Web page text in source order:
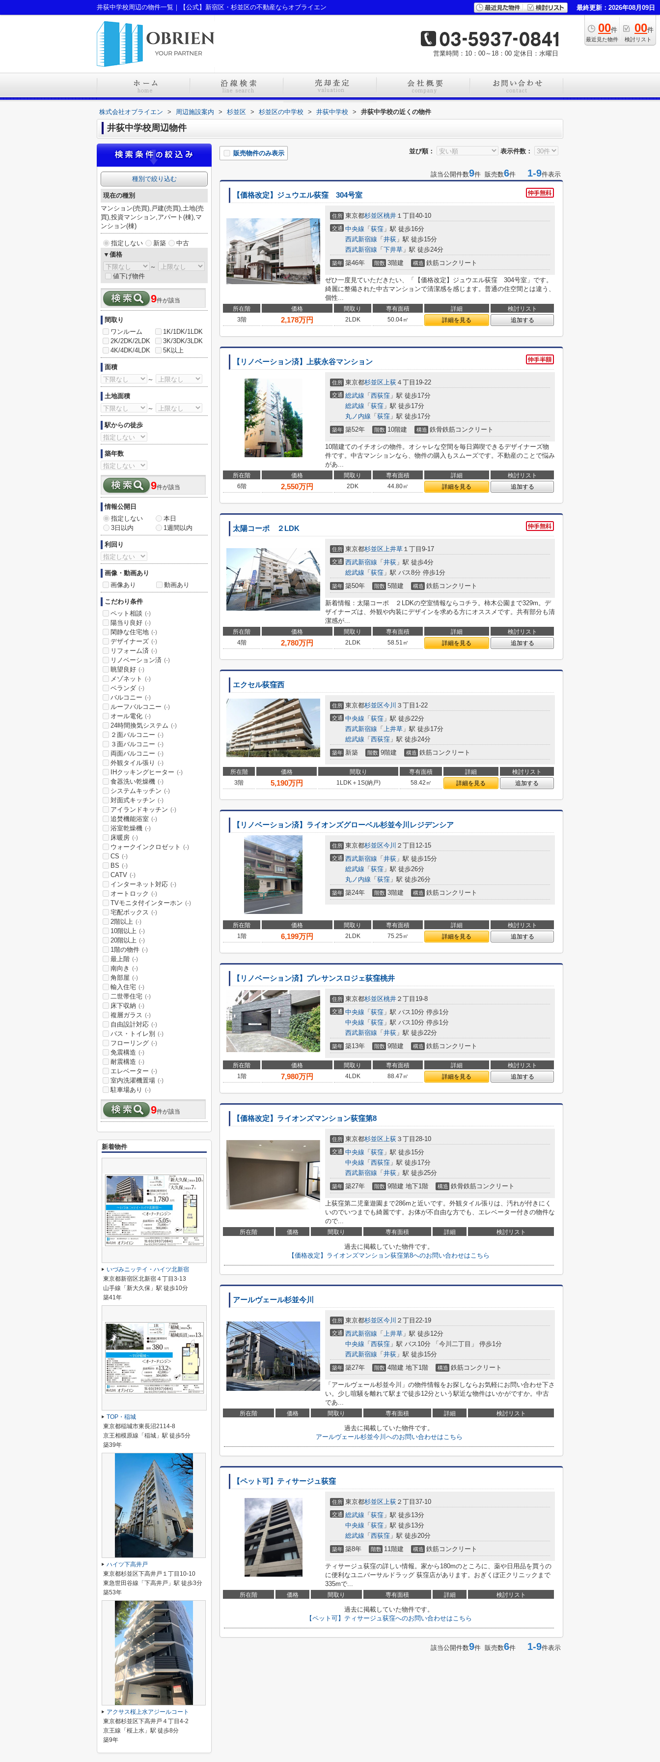
井荻中学校周辺の物件一覧｜【公式】新宿区・杉並区の不動産ならオブライエン 最終更新：2026年08月09日
00件
最近見た物件
00件
検討リスト
営業時間：10：00～18：00 定休日：水曜日
株式会社オブライエン > 周辺施設案内 > 杉並区 > 杉並区の中学校 > 井荻中学校 > 井荻中学校の近くの物件
井荻中学校周辺物件
並び順： 表示件数：
販売物件のみ表示
該当公開件数9件 販売数6件 1-9件表示
【価格改定】ジュウエル荻窪 304号室
住所 東京都杉並区桃井 １丁目40-10
交通 中央線 「 荻窪 」駅 徒歩16分
西武新宿線 「 井荻 」駅 徒歩15分
西武新宿線 「 下井草 」駅 徒歩24分
築年 築46年 階数 3階建 構造 鉄筋コンクリート
ぜひ一度見ていただきたい、「【価格改定】ジュウエル荻窪 304号室」です。
綺麗に整備された中古マンションで清潔感を感じます。普通の住空間とは違う、
個性...
所在階 価格 間取り 専有面積 詳細
検討リスト
3階
2,178万円 2LDK 50.04㎡ 詳細を見る 追加する
【リノベーション済】上荻永谷マンション
住所 東京都杉並区上荻 ４丁目19-22
交通 総武線 「 西荻窪 」駅 徒歩17分
総武線 「 荻窪 」駅 徒歩17分
丸ノ内線 「 荻窪 」駅 徒歩17分
築年 築52年 階数 10階建 構造 鉄骨鉄筋コンクリート
10階建てのイチオシの物件。オシャレな空間を毎日満喫できるデザイナーズ物
件です。中古マンションなら、物件の購入もスムーズです。不動産のことで悩み
があ...
所在階 価格 間取り 専有面積 詳細
検討リスト
6階
2,550万円 2DK 44.80㎡ 詳細を見る 追加する
太陽コーポ ２LDK
住所 東京都杉並区上井草 １丁目9-17
交通 西武新宿線 「 井荻 」駅 徒歩4分
総武線 「 荻窪 」駅 バス8分 停歩1分
築年 築50年 階数 5階建 構造 鉄筋コンクリート
新着情報：太陽コーポ ２LDKの空室情報ならコチラ。柿木公園まで329m。デ
ザイナーズは、外観や内装にデザインを求める方にオススメです。共有部分も清
潔感が...
所在階 価格 間取り 専有面積 詳細
検討リスト
4階
2,780万円 2LDK 58.51㎡ 詳細を見る 追加する
エクセル荻窪西
住所 東京都杉並区今川 ３丁目1-22
交通 中央線 「 荻窪 」駅 徒歩22分
西武新宿線 「 上井草 」駅 徒歩17分
総武線 「 西荻窪 」駅 徒歩24分
築年 新築 階数 9階建 構造 鉄筋コンクリート
所在階 価格 間取り 専有面積 詳細
検討リスト
3階
5,190万円 1LDK＋1S(納戸) 58.42㎡ 詳細を見る 追加する
【リノベーション済】ライオンズグローベル杉並今川レジデンシア
住所 東京都杉並区今川 ２丁目12-15
交通 西武新宿線 「 井荻 」駅 徒歩15分
総武線 「 荻窪 」駅 徒歩26分
丸ノ内線 「 荻窪 」駅 徒歩26分
築年 築24年 階数 3階建 構造 鉄筋コンクリート
所在階 価格 間取り 専有面積 詳細
検討リスト
1階
6,199万円 2LDK 75.25㎡ 詳細を見る 追加する
【リノベーション済】プレサンスロジェ荻窪桃井
住所 東京都杉並区桃井 ２丁目19-8
交通 中央線 「 荻窪 」駅 バス10分 停歩1分
中央線 「 荻窪 」駅 バス10分 停歩1分
西武新宿線 「 井荻 」駅 徒歩22分
築年 築13年 階数 9階建 構造 鉄筋コンクリート
所在階 価格 間取り 専有面積 詳細
検討リスト
1階
7,980万円 4LDK 88.47㎡ 詳細を見る 追加する
【価格改定】ライオンズマンション荻窪第8
住所 東京都杉並区上荻 ３丁目28-10
交通 中央線 「 荻窪 」駅 徒歩15分
中央線 「 西荻窪 」駅 徒歩17分
西武新宿線 「 井荻 」駅 徒歩25分
築年 築27年 階数 9階建 地下1階 構造 鉄骨鉄筋コンクリート
上荻窪第二児童遊園まで286mと近いです。外観タイル張りは、汚れが付きにく
いのでいつまでも綺麗です。お体が不自由な方でも、エレベーター付きの物件な
ので...
所在階 価格 間取り 専有面積 詳細 検討リスト
過去に掲載していた物件です。
【価格改定】ライオンズマンション荻窪第8へのお問い合わせはこちら
アールヴェール杉並今川
住所 東京都杉並区今川 ２丁目22-19
交通 西武新宿線 「 上井草 」駅 徒歩12分
中央線 「 西荻窪 」駅 バス10分 「今川二丁目」 停歩1分
西武新宿線 「 井荻 」駅 徒歩15分
築年 築27年 階数 4階建 地下1階 構造 鉄筋コンクリート
「アールヴェール杉並今川」の物件情報をお探しならお気軽にお問い合わせ下さ
い。少し喧騒を離れて駅まで徒歩12分という駅近な物件はいかがですか。中古
であ...
所在階 価格 間取り 専有面積 詳細 検討リスト
過去に掲載していた物件です。
アールヴェール杉並今川へのお問い合わせはこちら
【ペット可】ティサージュ荻窪
住所 東京都杉並区上荻 ２丁目37-10
交通 総武線 「 荻窪 」駅 徒歩13分
中央線 「 荻窪 」駅 徒歩13分
総武線 「 西荻窪 」駅 徒歩20分
築年 築8年 階数 11階建 構造 鉄筋コンクリート
ティサージュ荻窪の詳しい情報。家から180mのところに、薬や日用品を買うの
に便利なユニバーサルドラッグ 荻窪店があります。おぎくぼ正クリニックまで
335mで...
所在階 価格 間取り 専有面積 詳細 検討リスト
過去に掲載していた物件です。
【ペット可】ティサージュ荻窪へのお問い合わせはこちら
該当公開件数9件 販売数6件 1-9件表示
種別で絞り込む
現在の種別
マンション(売買),戸建(売買),土地(売
買),投資マンション,アパート(棟),マ
ンション(棟)
指定しない 新築
中古
▼価格
～
値下げ物件
9件が該当
間取り
ワンルーム
1K/1DK/1LDK
2K/2DK/2LDK
3K/3DK/3LDK
4K/4DK/4LDK
5K以上
面積
～
土地面積
～
駅からの徒歩
築年数
9件が該当
情報公開日
指定しない
本日
3日以内
1週間以内
利回り
画像・動画あり
画像あり
動画あり
こだわり条件
ペット相談 (-)
陽当り良好 (-)
閑静な住宅地 (-)
デザイナーズ (-)
リフォーム済 (-)
リノベーション済 (-)
眺望良好 (-)
メゾネット (-)
ベランダ (-)
バルコニー (-)
ルーフバルコニー (-)
オール電化 (-)
24時間換気システム (-)
２面バルコニー (-)
３面バルコニー (-)
両面バルコニー (-)
外観タイル張り (-)
IHクッキングヒーター (-)
食器洗い乾燥機 (-)
システムキッチン (-)
対面式キッチン (-)
アイランドキッチン (-)
追焚機能浴室 (-)
浴室乾燥機 (-)
床暖房 (-)
ウォークインクロゼット (-)
CS (-)
BS (-)
CATV (-)
インターネット対応 (-)
オートロック (-)
TVモニタ付インターホン (-)
宅配ボックス (-)
2階以上 (-)
10階以上 (-)
20階以上 (-)
1階の物件 (-)
最上階 (-)
南向き (-)
角部屋 (-)
輸入住宅 (-)
二世帯住宅 (-)
床下収納 (-)
複層ガラス (-)
自由設計対応 (-)
バス・トイレ別 (-)
フローリング (-)
免震構造 (-)
耐震構造 (-)
エレベーター (-)
室内洗濯機置場 (-)
駐車場あり (-)
9件が該当
新着物件
いづみニッテイ・ハイツ北新宿
東京都新宿区北新宿４丁目3-13
山手線「新大久保」駅 徒歩10分
築41年
TOP・稲城
東京都稲城市東長沼2114-8
京王相模原線「稲城」駅 徒歩5分
築39年
ハイツ下高井戸
東京都杉並区下高井戸１丁目10-10
東急世田谷線「下高井戸」駅 徒歩3分
築53年
アクサス桜上水アジールコート
東京都杉並区下高井戸４丁目4-2
京王線「桜上水」駅 徒歩8分
築9年